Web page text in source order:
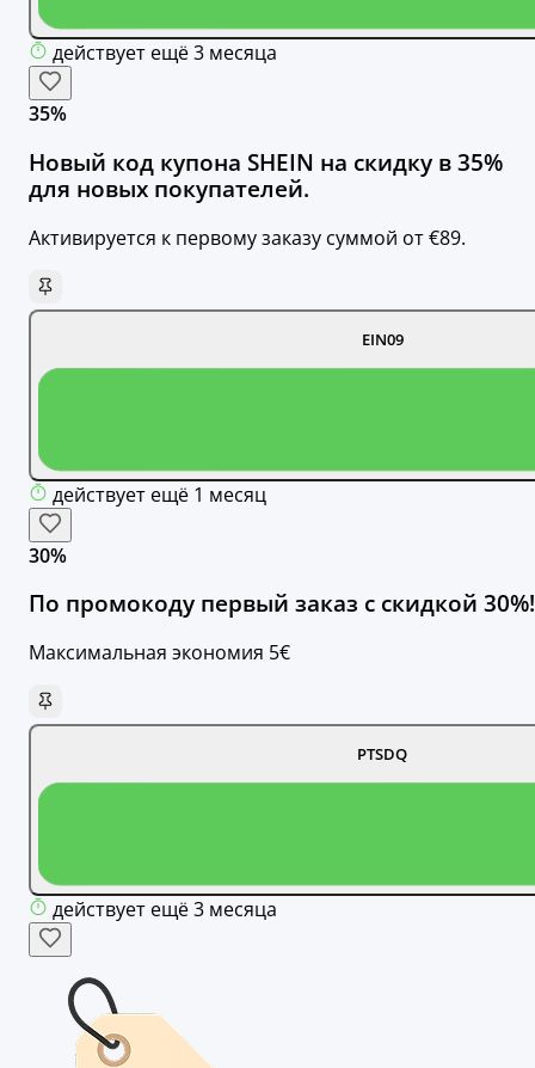
действует ещё 3 месяца
35%
Новый код купона SHEIN на скидку в 35%
для новых покупателей.
Активируется к первому заказу суммой от €89.
EIN09
действует ещё 1 месяц
30%
По промокоду первый заказ с скидкой 30%!
Максимальная экономия 5€
PTSDQ
действует ещё 3 месяца